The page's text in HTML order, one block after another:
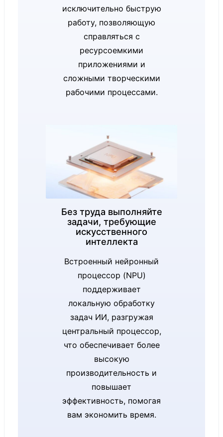
3)
Surface
Laptop for
Business, 15-
inch:
processor
335 (Series 3)
Intel
Core™
Ultra X7
processor
368H (Series
3)
Нейронный
процессор
Intel®AI
Boost с 50
TOPS
Surface
Laptop for
13.8-inch:
Intel®Core™
Ultra 5
исключительно быструю
работу, позволяющую
справляться с
ресурсоемкими
приложениями и
сложными творческими
рабочими процессами.
Без труда выполняйте
задачи, требующие
искусственного
интеллекта
Встроенный нейронный
процессор (NPU)
поддерживает
локальную обработку
задач ИИ, разгружая
центральный процессор,
что обеспечивает более
высокую
производительность и
повышает
эффективность, помогая
вам экономить время.